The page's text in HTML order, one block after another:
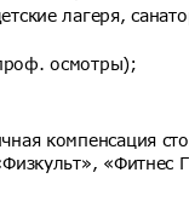
лагеря,
осмотры);
компенсация
«Фитнес